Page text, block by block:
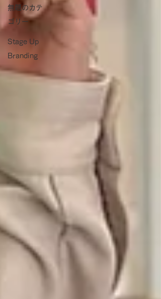
無題のカテ
ゴリー
Stage Up
Branding